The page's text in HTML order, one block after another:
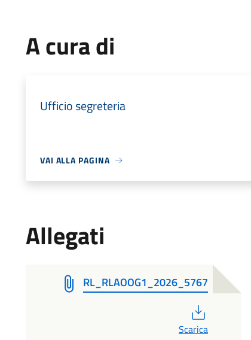
A cura di
Ufficio segreteria
VAI ALLA PAGINA
Allegati
RL_RLAOOG1_2026_5767
Scarica